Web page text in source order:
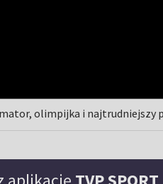
olimpijka i najtrudniejszy